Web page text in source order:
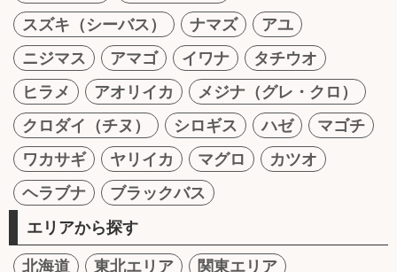
スズキ（シーバス）
ナマズ
アユ
ニジマス
アマゴ イワナ
タチウオ
ヒラメ
アオリイカ
メジナ（グレ・クロ）
クロダイ（チヌ）
シロギス ハゼ
マゴチ
ワカサギ
ヤリイカ マグロ
カツオ
ヘラブナ
ブラックバス
エリアから探す
北海道 東北エリア
関東エリア